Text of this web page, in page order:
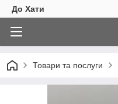
До Хати
Товари та послуги